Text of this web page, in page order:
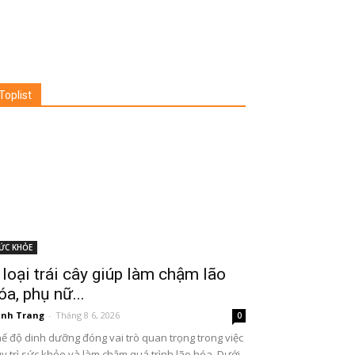
KHỎE
loại trái cây giúp làm chậm lão
phụ nữ...
Trang - Tháng 8 6, 2026 0
độ dinh dưỡng đóng vai trò quan trọng trong việc